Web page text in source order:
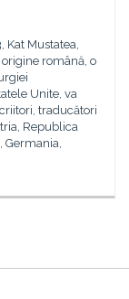
Kat Mustatea,
română, o
Unite, va
traducători
Republica
Germania,